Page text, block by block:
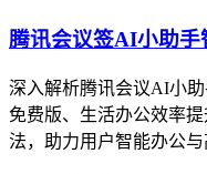
腾讯会议签AI小助
深入解析腾讯会议AI小
免费版、生活办公效率
法，助力用户智能办公